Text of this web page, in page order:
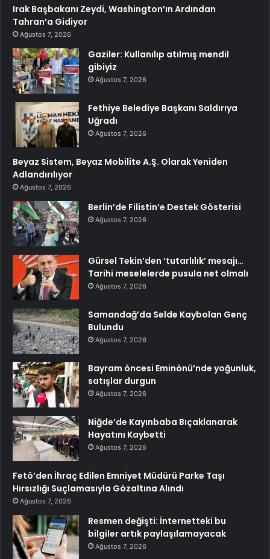
Irak Başbakanı Zeydi, Washington’ın Ardından
Tahran’a Gidiyor
Ağustos 7, 2026
Gaziler: Kullanılıp atılmış mendil
gibiyiz
Ağustos 7, 2026
Fethiye Belediye Başkanı Saldırıya
Uğradı
Ağustos 7, 2026
Beyaz Sistem, Beyaz Mobilite A.Ş. Olarak Yeniden
Adlandırılıyor
Ağustos 7, 2026
Berlin’de Filistin’e Destek Gösterisi
Ağustos 7, 2026
Gürsel Tekin’den ‘tutarlılık’ mesajı…
Tarihi meselelerde pusula net olmalı
Ağustos 7, 2026
Samandağ’da Selde Kaybolan Genç
Bulundu
Ağustos 7, 2026
Bayram öncesi Eminönü’nde yoğunluk,
satışlar durgun
Ağustos 7, 2026
Niğde’de Kayınbaba Bıçaklanarak
Hayatını Kaybetti
Ağustos 7, 2026
Fetö’den İhraç Edilen Emniyet Müdürü Parke Taşı
Hırsızlığı Suçlamasıyla Gözaltına Alındı
Ağustos 7, 2026
Resmen değişti: İnternetteki bu
bilgiler artık paylaşılamayacak
Ağustos 7, 2026